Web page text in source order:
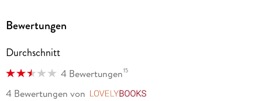
Erfolgsgeschichte fort und standen allesamt auf den
inzwischen mehrere Millionen Bücher des Autorenpaars
NEUN WEISSE KUGELN
Bewertungen
Durchschnitt
4 Bewertungen15
4 Bewertungen von